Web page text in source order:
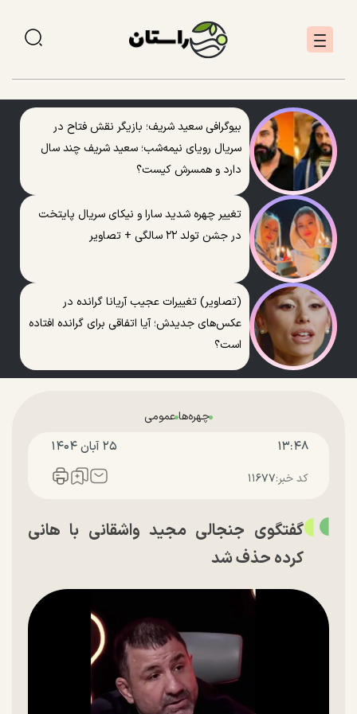
بیوگرافی سعید شریف؛ بازیگر نقش فتاح در
سریال رویای نیمه‌شب؛ سعید شریف چند سال
دارد و همسرش کیست؟
تغییر چهره شدید سارا و نیکای سریال پایتخت
در جشن تولد ۲۲ سالگی + تصاویر
(تصاویر) تغییرات عجیب آریانا گرانده در
عکس‌های جدیدش؛ آیا اتفاقی برای گرانده افتاده
است؟
چهره‌هاعمومی
۱۳:۴۸ ۲۵ آبان ۱۴۰۴
کد خبر:۱۱۶۷۷
گفتگوی جنجالی مجید واشقانی با هانی
کرده حذف شد